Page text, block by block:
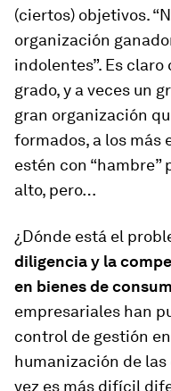
(ciertos) objetivos.
organización
indolentes”. Es
grado, y a veces un
gran organización
formados, a los más
estén con “hambre”
alto, pero…
¿Dónde está el
diligencia y la
en bienes de
empresariales han
control de gestión
humanización de las
vez es más difícil